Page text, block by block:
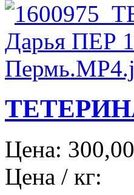
Цена:
Цена / кг: